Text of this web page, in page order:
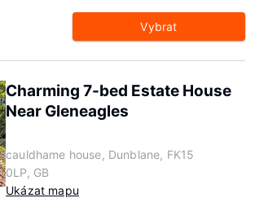
Vybrat
Charming 7-bed Estate House
Near Gleneagles
cauldhame house, Dunblane, FK15
0LP, GB
Ukázat mapu